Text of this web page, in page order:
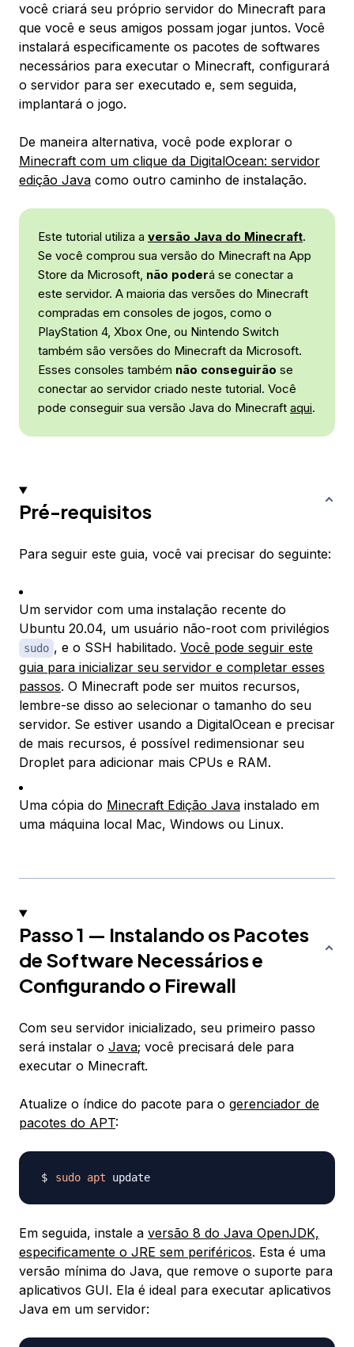
você criará seu próprio servidor do Minecraft para
que você e seus amigos possam jogar juntos. Você
instalará especificamente os pacotes de softwares
necessários para executar o Minecraft, configurará
o servidor para ser executado e, sem seguida,
implantará o jogo.
De maneira alternativa, você pode explorar o
Minecraft com um clique da DigitalOcean: servidor
edição Java como outro caminho de instalação.
Este tutorial utiliza a versão Java do Minecraft.
Se você comprou sua versão do Minecraft na App
Store da Microsoft, não poderá se conectar a
este servidor. A maioria das versões do Minecraft
compradas em consoles de jogos, como o
PlayStation 4, Xbox One, ou Nintendo Switch
também são versões do Minecraft da Microsoft.
Esses consoles também não conseguirão se
conectar ao servidor criado neste tutorial. Você
pode conseguir sua versão Java do Minecraft aqui.
Pré-requisitos
Para seguir este guia, você vai precisar do seguinte:
Um servidor com uma instalação recente do
Ubuntu 20.04, um usuário não-root com privilégios
sudo , e o SSH habilitado. Você pode seguir este
guia para inicializar seu servidor e completar esses
passos. O Minecraft pode ser muitos recursos,
lembre-se disso ao selecionar o tamanho do seu
servidor. Se estiver usando a DigitalOcean e precisar
de mais recursos, é possível redimensionar seu
Droplet para adicionar mais CPUs e RAM.
Uma cópia do Minecraft Edição Java instalado em
uma máquina local Mac, Windows ou Linux.
Passo 1 — Instalando os Pacotes
de Software Necessários e
Configurando o Firewall
Com seu servidor inicializado, seu primeiro passo
será instalar o Java; você precisará dele para
executar o Minecraft.
Atualize o índice do pacote para o gerenciador de
pacotes do APT:
sudo apt
Em seguida, instale a versão 8 do Java OpenJDK,
especificamente o JRE sem periféricos. Esta é uma
versão mínima do Java, que remove o suporte para
aplicativos GUI. Ela é ideal para executar aplicativos
Java em um servidor: